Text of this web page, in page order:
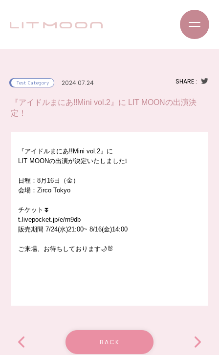
Test Category 2024.07.24 SHARE :
『アイドルまにあ!!Mini vol.2』に LIT MOONの出演決
定！
『アイドルまにあ!!Mini vol.2』に
LIT MOONの出演が決定いたしました❕
日程：8月16日（金）
会場：Zirco Tokyo
チケット⏬
t.livepocket.jp/e/rn9db
販売期間 7/24(水)21:00~ 8/16(金)14:00
ご来場、お待ちしております🌙🐰
BACK